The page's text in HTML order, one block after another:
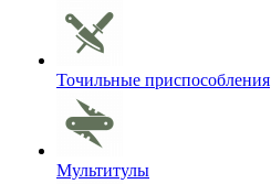
Точильные приспособления
Мультитулы